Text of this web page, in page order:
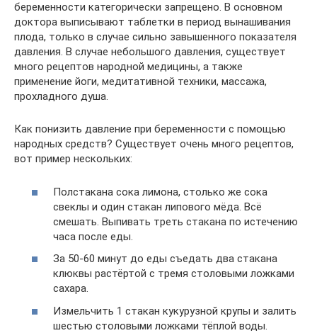
беременности категорически запрещено. В основном
доктора выписывают таблетки в период вынашивания
плода, только в случае сильно завышенного показателя
давления. В случае небольшого давления, существует
много рецептов народной медицины, а также
применение йоги, медитативной техники, массажа,
прохладного душа.
Как понизить давление при беременности с помощью
народных средств? Существует очень много рецептов,
вот пример нескольких:
Полстакана сока лимона, столько же сока
свеклы и один стакан липового мёда. Всё
смешать. Выпивать треть стакана по истечению
часа после еды.
За 50-60 минут до еды съедать два стакана
клюквы растёртой с тремя столовыми ложками
сахара.
Измельчить 1 стакан кукурузной крупы и залить
шестью столовыми ложками тёплой воды.